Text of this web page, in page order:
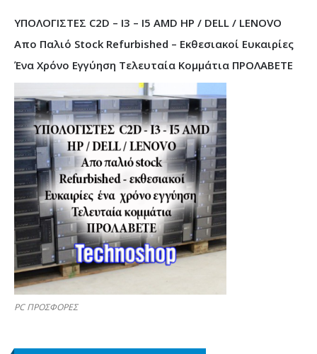
ΥΠΟΛΟΓΙΣΤΕΣ C2D – I3 – I5 AMD HP / DELL / LENOVO
Απο Παλιό Stock Refurbished – Εκθεσιακοί Ευκαιρίες
Ένα Χρόνο Εγγύηση Τελευταία Κομμάτια ΠΡΟΛΑΒΕΤΕ
PC ΠΡΟΣΦΟΡΕΣ